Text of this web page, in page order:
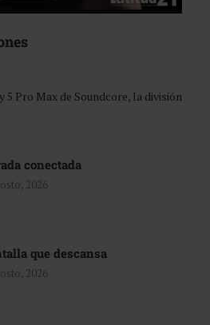
Pro Max de Soundcore, la división
conectada
2026
que descansa
2026